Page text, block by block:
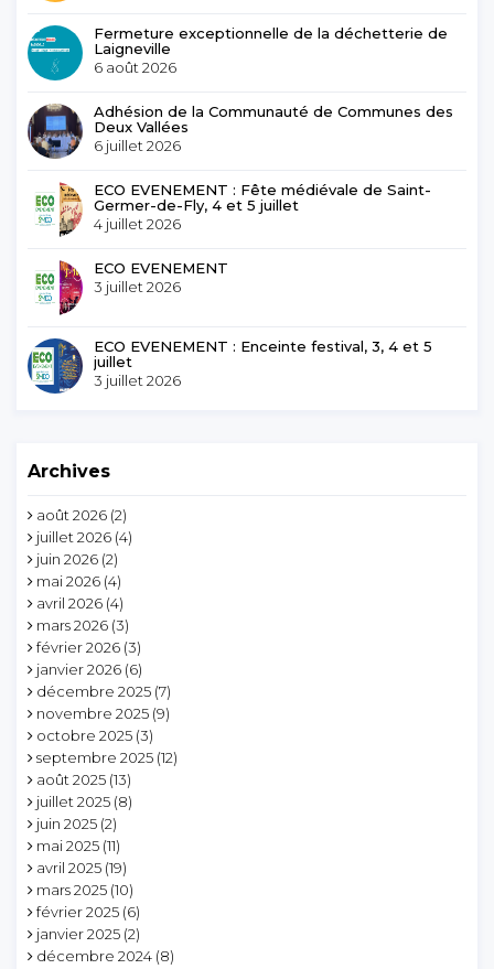
Fermeture exceptionnelle de la déchetterie de
Laigneville
6 août 2026
Adhésion de la Communauté de Communes des
Deux Vallées
6 juillet 2026
ECO EVENEMENT : Fête médiévale de Saint-
Germer-de-Fly, 4 et 5 juillet
4 juillet 2026
ECO EVENEMENT
3 juillet 2026
ECO EVENEMENT : Enceinte festival, 3, 4 et 5
juillet
3 juillet 2026
Archives
août 2026 (2)
juillet 2026 (4)
juin 2026 (2)
mai 2026 (4)
avril 2026 (4)
mars 2026 (3)
février 2026 (3)
janvier 2026 (6)
décembre 2025 (7)
novembre 2025 (9)
octobre 2025 (3)
septembre 2025 (12)
août 2025 (13)
juillet 2025 (8)
juin 2025 (2)
mai 2025 (11)
avril 2025 (19)
mars 2025 (10)
février 2025 (6)
janvier 2025 (2)
décembre 2024 (8)